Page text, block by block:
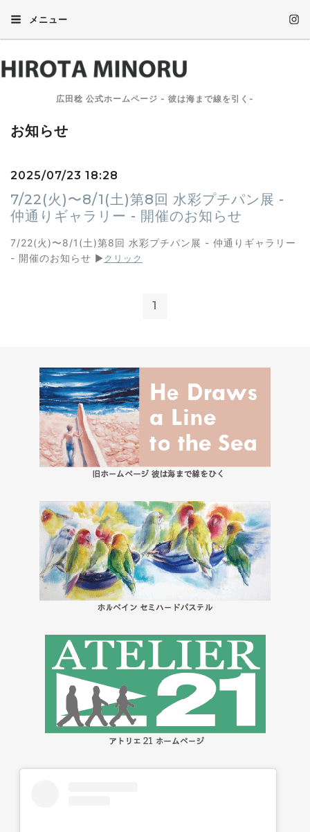
メニュー
広田稔 公式ホームページ - 彼は海まで線を引く-
お知らせ
2025/07/23 18:28
7/22(火)〜8/1(土)第8回 水彩プチパン展 -
仲通りギャラリー - 開催のお知らせ
7/22(火)〜8/1(土)第8回 水彩プチパン展 - 仲通りギャラリー
- 開催のお知らせ ▶︎クリック
1